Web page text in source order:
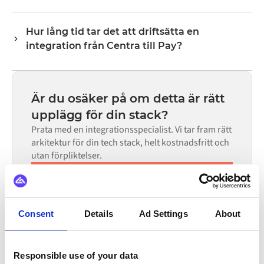
Consent Details Ad Settings About
Responsible use of your data
data anländer i det format som varje system förväntar
Marketplace konfigurerar du integrationen via ett visuellt
gränssnitt utan att skriva egen kod, inklusive
kod finns tillgänglig i de fall där konfigurationen inte
Hur lång tid tar det att driftsätta en
integration från Centra till Pay?
beroende på komplexiteten i datamappningen, antalet
flöden som krävs och din interna granskningsprocess.
För många system finns färdiga kopplingar tillgängliga i
Alumio Marketplace, vilket avsevärt minskar
installationstiden.
Är du osäker på om detta är rätt
upplägg för din stack?
Prata med en integrationsspecialist. Vi tar fram rätt
arkitektur för din tech stack, helt kostnadsfritt och
utan förpliktelser.
30 minuters samtal | Kostnadsfri konsultation